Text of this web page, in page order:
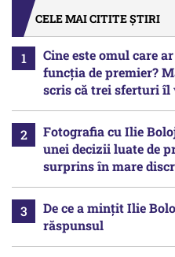
CELE MAI CITITE ȘTIRI
Cine este omul care
funcția de premier?
scris că trei sferturi îl
Fotografia cu Ilie
unei decizii luate de
surprins în mare
De ce a mințit Ilie
răspunsul